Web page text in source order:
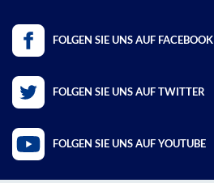
FOLGEN SIE UNS AUF FACEBOOK
FOLGEN SIE UNS AUF TWITTER
FOLGEN SIE UNS AUF YOUTUBE